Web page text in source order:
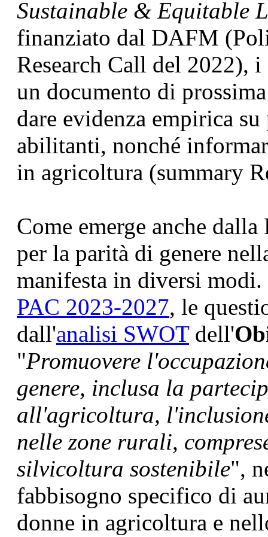
Sustainable & Equitable
finanziato dal DAFM
Research Call del 2022),
un documento di
dare evidenza empirica
abilitanti, nonché
in agricoltura (summary
Come emerge anche
per la parità di genere
manifesta in diversi
PAC 2023-2027, le
dall'analisi SWOTdell'
"Promuovere
genere, inclusa la
all'agricoltura,
nelle zone rurali,
silvicoltura sostenibile",
fabbisogno specifico di
donne in agricoltura e